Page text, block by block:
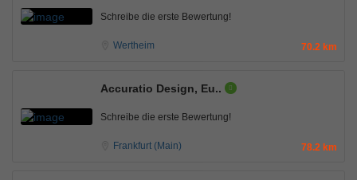
Schreibe die erste Bewertung!
Wertheim 70.2 km
Accuratio Design, Eu..
Schreibe die erste Bewertung!
Frankfurt (Main) 78.2 km